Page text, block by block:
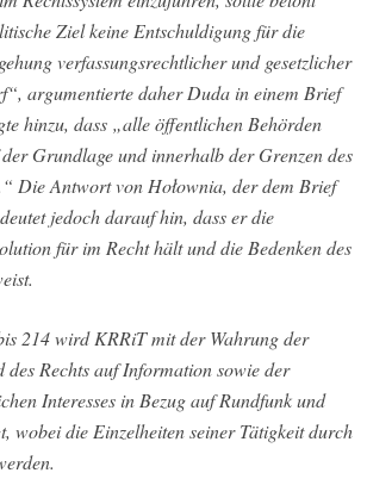
Ziel keine Entschuldigung für die
verfassungsrechtlicher und gesetzlicher
argumentierte daher Duda in einem Brief
hinzu, dass „alle öffentlichen Behörden
Grundlage und innerhalb der Grenzen des
Die Antwort von Hołownia, der dem Brief
jedoch darauf hin, dass er die
für im Recht hält und die Bedenken des
214 wird KRRiT mit der Wahrung der
des Rechts auf Information sowie der
Interesses in Bezug auf Rundfunk und
wobei die Einzelheiten seiner Tätigkeit durch